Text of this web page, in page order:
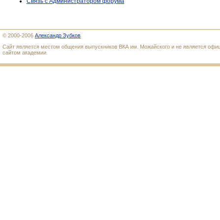
© 2000-2006 Александр Зубков
Сайт является местом общения выпускников ВКА им. Можайского и не является
сайтом академии.